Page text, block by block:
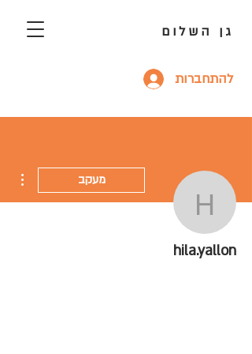
גן השלום
להתחברות
hila.yallon
מעקב
hila.yallon